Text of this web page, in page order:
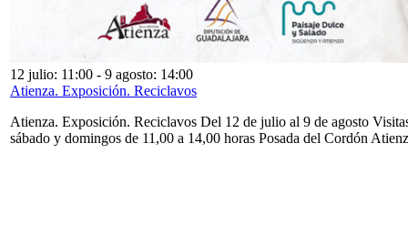
12 julio: 11:00 - 9 agosto: 14:00
Atienza. Exposición. Reciclavos
Atienza. Exposición. Reciclavos Del 12 de julio al 9 de agosto
sábado y domingos de 11,00 a 14,00 horas Posada del Cordón